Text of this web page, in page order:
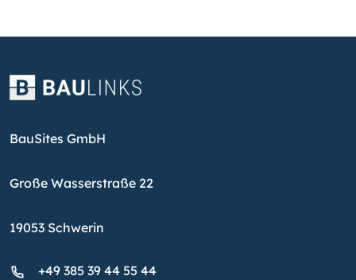
BauSites GmbH
Große Wasserstraße 22
19053 Schwerin
+49 385 39 44 55 44